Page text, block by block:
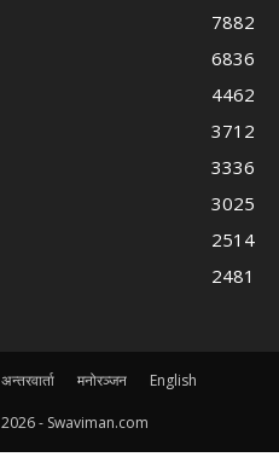
7882
6836
4462
3712
3336
3025
2514
2481
अन्तरवार्ता मनोरञ्जन English
2026 - Swaviman.com